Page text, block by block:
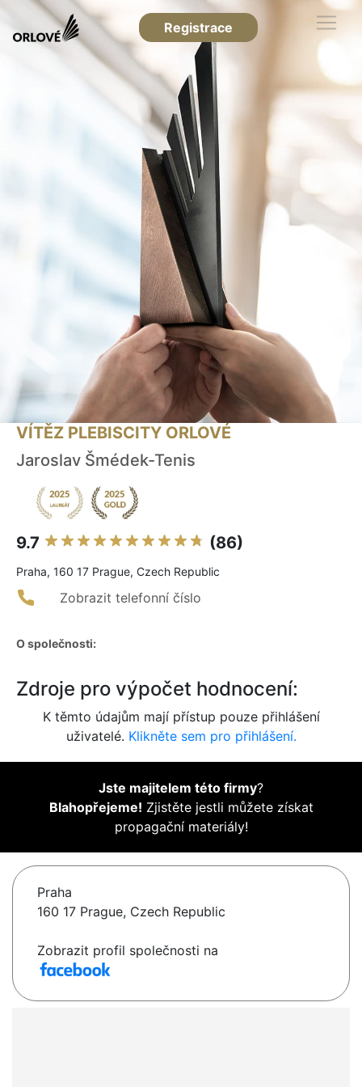
Registrace
VÍTĚZ PLEBISCITY ORLOVÉ
Jaroslav Šmédek-Tenis
9.7 (86)
Praha, 160 17 Prague, Czech Republic
Zobrazit telefonní číslo
O společnosti:
Zdroje pro výpočet hodnocení:
K těmto údajům mají přístup pouze přihlášení
uživatelé. Klikněte sem pro přihlášení.
Jste majitelem této firmy?
Blahopřejeme! Zjistěte jestli můžete získat
propagační materiály!
Praha
160 17 Prague, Czech Republic
Zobrazit profil společnosti na